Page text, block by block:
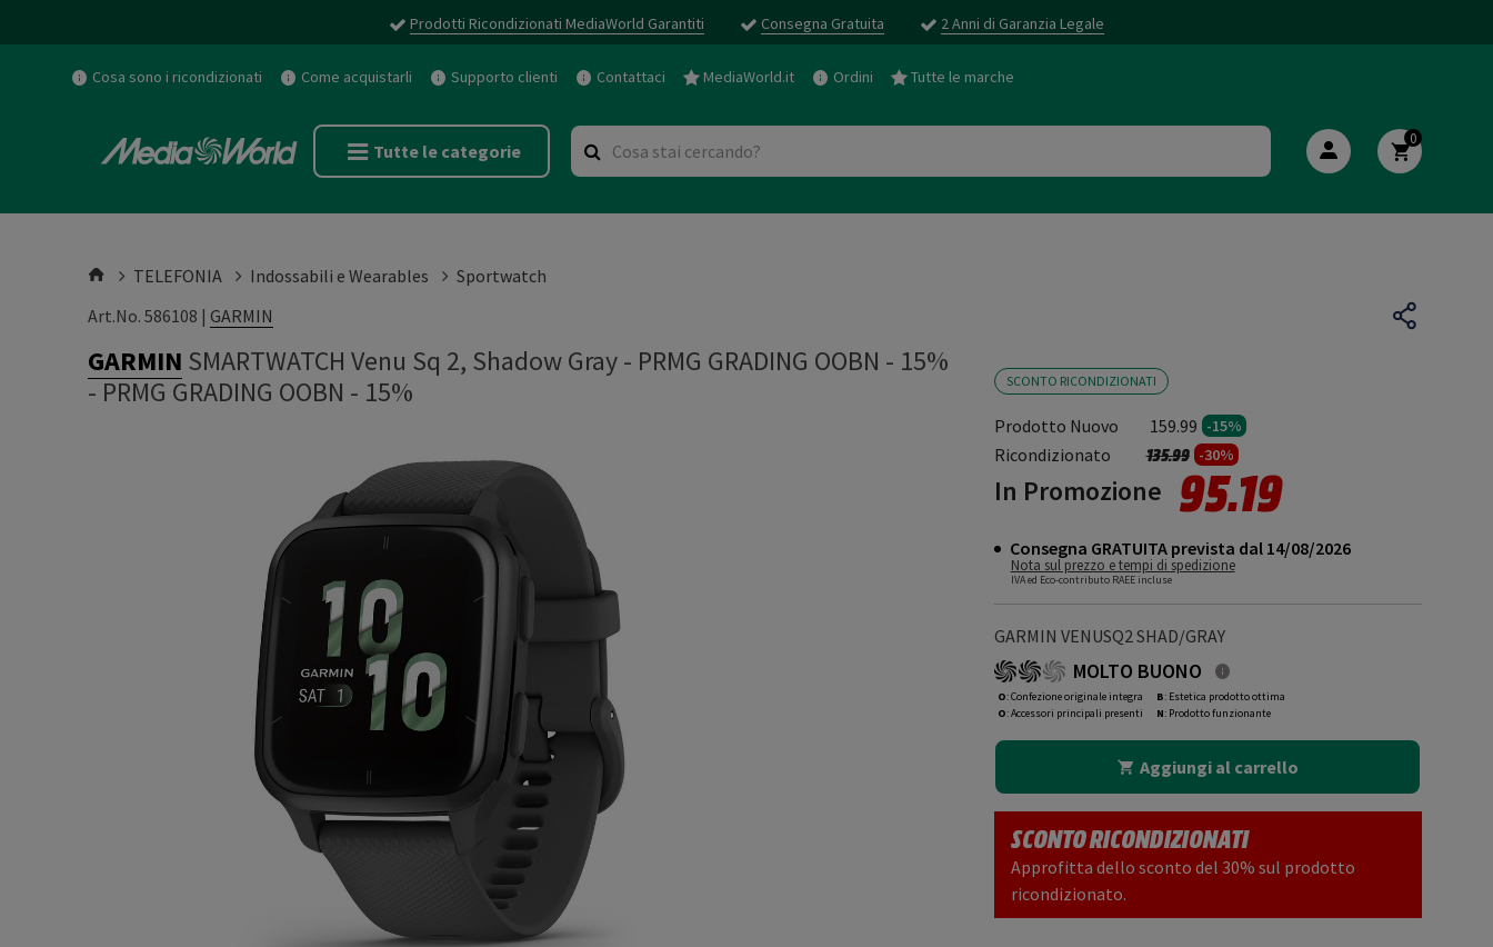
Prodotti Ricondizionati MediaWorld Garantiti Consegna Gratuita 2 Anni di Garanzia Legale
Cosa sono i ricondizionati Come acquistarli Supporto clienti Contattaci MediaWorld.it Ordini Tutte le marche
Tutte le categorie
0
TELEFONIA Indossabili e Wearables
Sportwatch
Art.No. 586108 | GARMIN
GARMIN SMARTWATCH Venu Sq 2, Shadow Gray - PRMG GRADING OOBN - 15%
- PRMG GRADING OOBN - 15% SCONTO RICONDIZIONATI
Prodotto Nuovo 159.99 -15%
Ricondizionato Prezzo ridotto da
135.99a-30%
In Promozione 95.19
Consegna GRATUITA prevista dal 14/08/2026
Nota sul prezzo e tempi di spedizione
IVA ed Eco-contributo RAEE incluse
GARMIN VENUSQ2 SHAD/GRAY
MOLTO BUONO
O: Confezione originale integra
O: Accessori principali presenti
B: Estetica prodotto ottima
N: Prodotto funzionante
Aggiungi al carrello
SCONTO RICONDIZIONATI
Approfitta dello sconto del 30% sul prodotto
ricondizionato.